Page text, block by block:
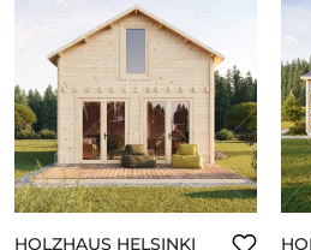
HOLZHAUS HELSINKI